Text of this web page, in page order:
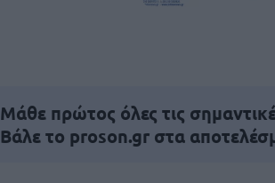
Μάθε πρώτος όλες τις
Βάλε το proson.gr στα